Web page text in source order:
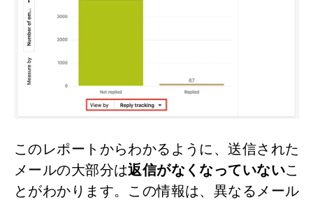
このレポートからわかるように、送信された
メールの大部分は返信がなくなっていないこ
とがわかります。この情報は、異なるメール